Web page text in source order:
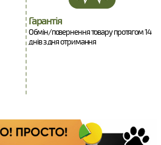
Гарантія
Обмін/повернення товару протягом 14
днів з дня отримання